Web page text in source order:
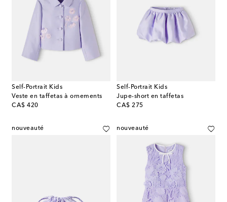
Self-Portrait Kids
Veste en taffetas à ornements
CA$ 420
original price
Self-Portrait Kids
Jupe-short en taffetas
CA$ 275
original price
nouveauté nouveauté